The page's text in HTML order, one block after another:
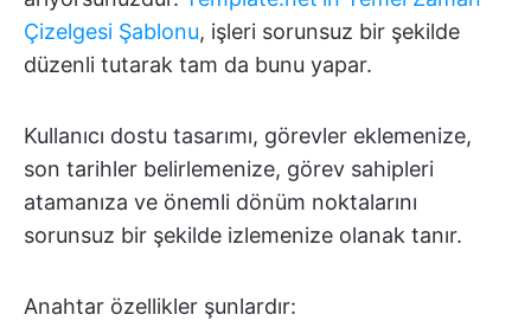
Çizelgesi Şablonu, işleri sorunsuz bir şekilde
düzenli tutarak tam da bunu yapar.
Kullanıcı dostu tasarımı, görevler eklemenize,
son tarihler belirlemenize, görev sahipleri
atamanıza ve önemli dönüm noktalarını
sorunsuz bir şekilde izlemenize olanak tanır.
Anahtar özellikler şunlardır: